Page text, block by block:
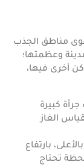
مناطق الجذب
وعظمتها؛
أخرى فيها،
كبيرة
الغاز
بارتفاع
تحتاج